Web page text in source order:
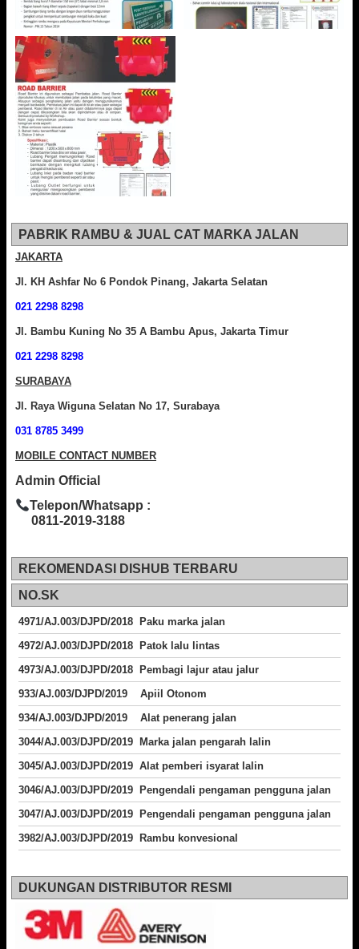
PABRIK RAMBU & JUAL CAT MARKA JALAN
JAKARTA
Jl. KH Ashfar No 6 Pondok Pinang, Jakarta Selatan
021 2298 8298
Jl. Bambu Kuning No 35 A Bambu Apus, Jakarta Timur
021 2298 8298
SURABAYA
Jl. Raya Wiguna Selatan No 17, Surabaya
031 8785 3499
MOBILE CONTACT NUMBER
Admin Official
Telepon/Whatsapp :
0811-2019-3188
REKOMENDASI DISHUB TERBARU
NO.SK
4971/AJ.003/DJPD/2018 Paku marka jalan
4972/AJ.003/DJPD/2018 Patok lalu lintas
4973/AJ.003/DJPD/2018
Pembagi lajur atau jalur
933/AJ.003/DJPD/2019 Apiil Otonom
934/AJ.003/DJPD/2019 Alat penerang jalan
3044/AJ.003/DJPD/2019 Marka jalan pengarah lalin
3045/AJ.003/DJPD/2019 Alat pemberi isyarat lalin
3046/AJ.003/DJPD/2019 Pengendali pengaman pengguna jalan
3047/AJ.003/DJPD/2019 Pengendali pengaman pengguna jalan
3982/AJ.003/DJPD/2019 Rambu konvesional
DUKUNGAN DISTRIBUTOR RESMI